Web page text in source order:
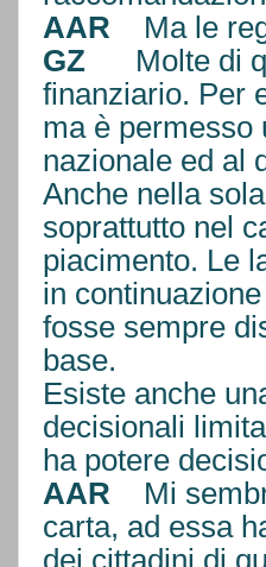
AAR Ma le
GZ Molte di
finanziario. Per
ma è permesso
nazionale ed
Anche nella
soprattutto nel
piacimento. Le
in
fosse sempre
base.
Esiste anche
decisionali
ha potere
AAR Mi
carta, ad essa